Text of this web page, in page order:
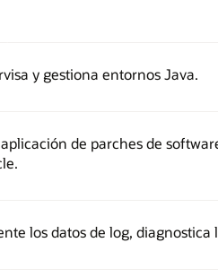
y gestiona entornos Java.
de parches de
los datos de log,